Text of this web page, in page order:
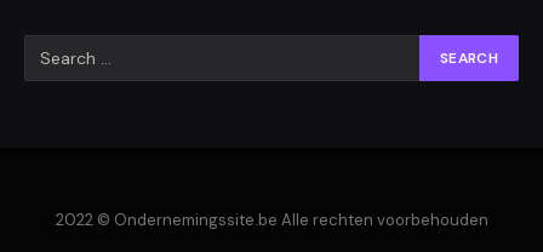
2022 © Ondernemingssite.be Alle rechten voorbehouden